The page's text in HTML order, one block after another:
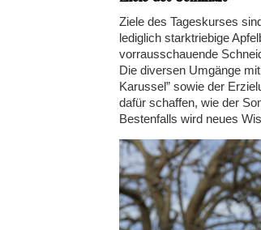
Ziele des Tageskurses
lediglich starktriebige
vorrausschauende
Die diversen Umgänge
Karussel” sowie der
dafür schaffen, wie der
Bestenfalls wird neues